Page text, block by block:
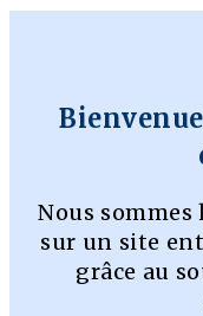
Nous
sur un site
grâce au